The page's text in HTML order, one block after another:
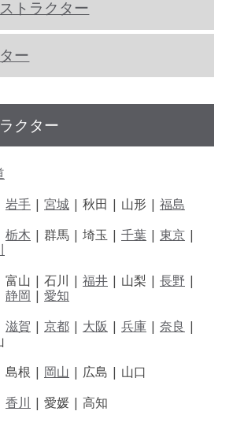
トラクター
ー
クター
岩手 | 宮城 | 秋田 | 山形 | 福島
栃木 | 群馬 | 埼玉 | 千葉 | 東京 |
富山 | 石川 | 福井 | 山梨 | 長野 |
静岡 | 愛知
滋賀 | 京都 | 大阪 | 兵庫 | 奈良 |
島根 | 岡山 | 広島 | 山口
香川 | 愛媛 | 高知